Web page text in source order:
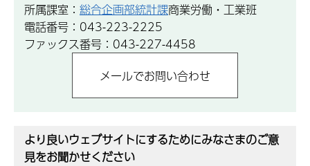
所属課室： 総合企画部統計課商業労働・工業班
電話番号：043-223-2225
ファックス番号：043-227-4458
より良いウェブサイトにするためにみなさまのご意
見をお聞かせください